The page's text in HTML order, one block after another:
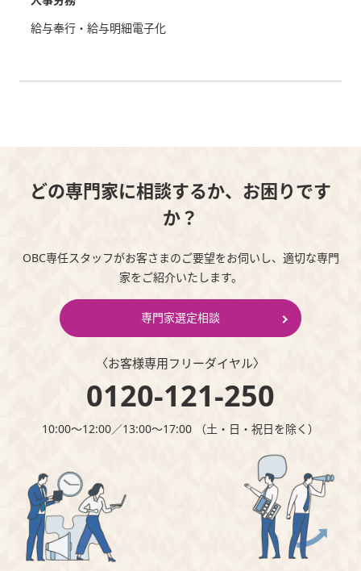
給与奉行・給与明細電子化
どの専門家に相談するか、お困りです
か？
OBC専任スタッフがお客さまのご要望をお伺いし、適切な専門
家をご紹介いたします。
専門家選定相談
〈お客様専⽤フリーダイヤル〉
0120-121-250
10:00～12:00∕13:00～17:00 （⼟・⽇・祝⽇を除く）